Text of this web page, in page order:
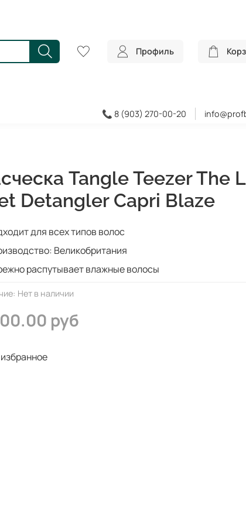
Профиль
📞 8 (903) 270-00-20
Нет в наличии
Tangle Teezer The
Detangler Capri Blaze
руб
для всех типов волос
Великобритания
распутывает влажные волосы